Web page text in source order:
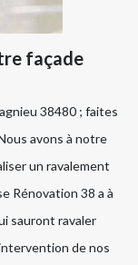
façade
38480 ; faites
avons à notre
un ravalement
Rénovation 38 a à
sauront ravaler
de nos